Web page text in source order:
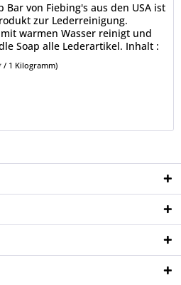
Bar von Fiebing's aus den USA ist
zur Lederreinigung.
warmen Wasser reinigt und
Soap alle Lederartikel. Inhalt :
/ 1 Kilogramm)